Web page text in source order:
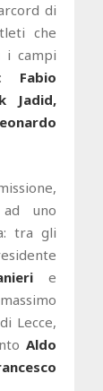
di
che
i campi
Fabio
Jadid,
uno
tra gli
e
Lecce,
Aldo